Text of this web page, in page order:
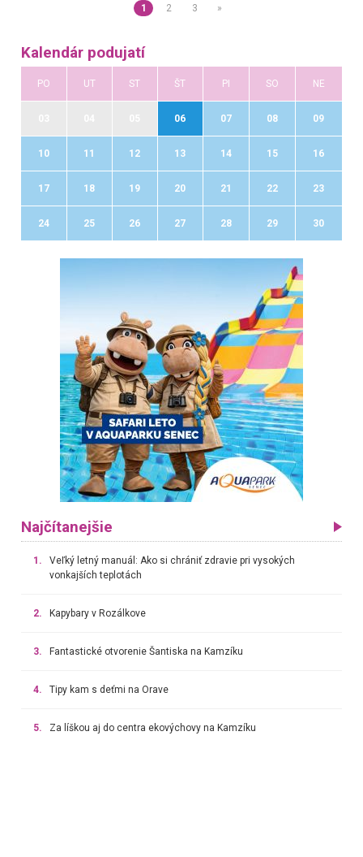
1 2 3 »
Kalendár podujatí
PO UT ST ŠT PI SO NE
06 07 08 09
10 11 12 13 14 15 16
17 18 19 20 21 22 23
24 25 26 27 28 29 30
Najčítanejšie
1.
Veľký letný manuál: Ako si chrániť zdravie pri vysokých
vonkajších teplotách
2. Kapybary v Rozálkove
3. Fantastické otvorenie Šantiska na Kamzíku
4. Tipy kam s deťmi na Orave
5. Za líškou aj do centra ekovýchovy na Kamzíku